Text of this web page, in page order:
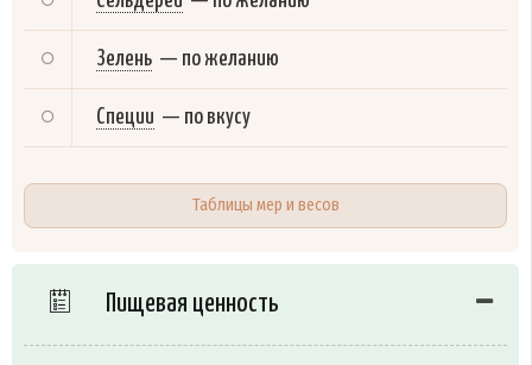
Зелень — по желанию
Специи — по вкусу
Таблицы мер и весов
Пищевая ценность